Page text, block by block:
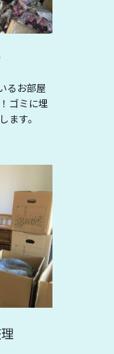
るお部屋
ゴミに埋
ます。